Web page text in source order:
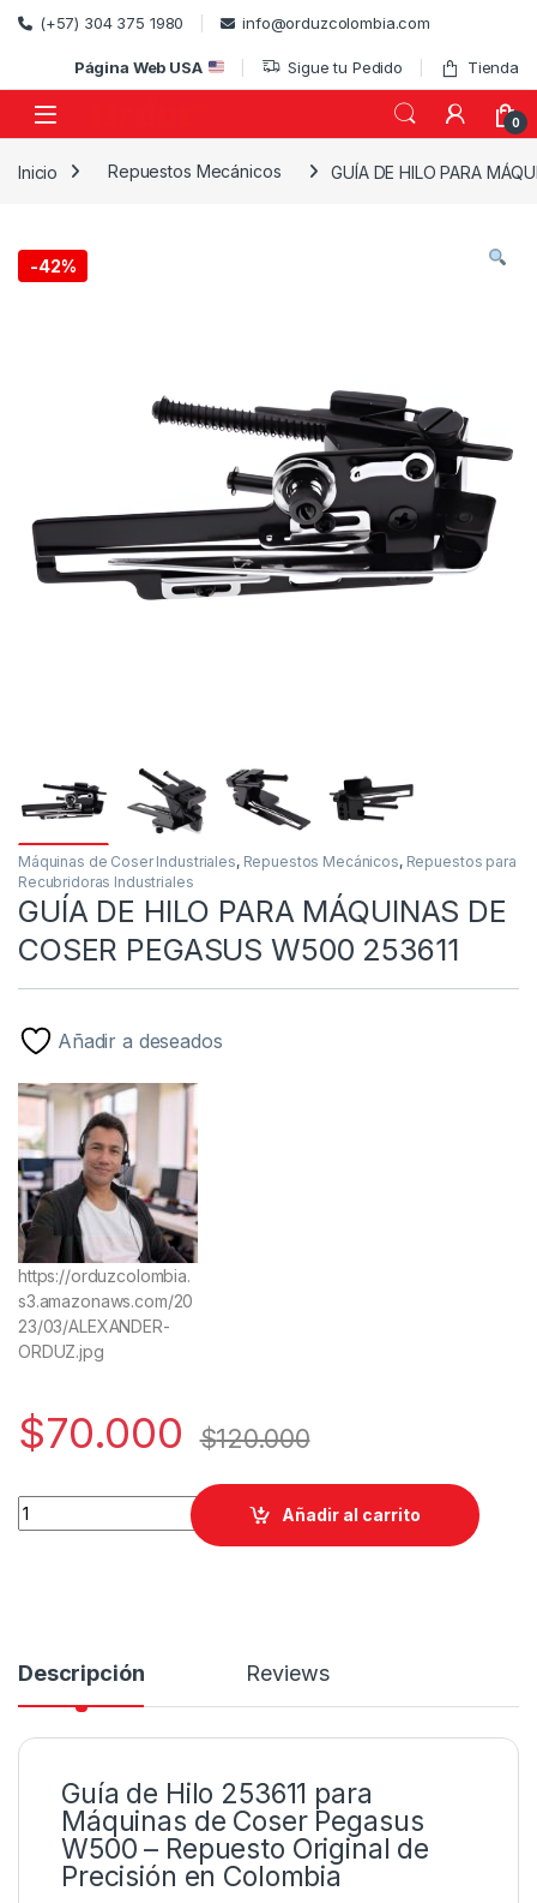
Skip to navigation
Skip to content
(+57) 304 375 1980 info@orduzcolombia.com
Página Web USA Sigue tu Pedido Tienda
0
Inicio Repuestos Mecánicos GUÍA DE HILO PARA
-42%
Máquinas de Coser Industriales, Repuestos Mecánicos, Repuestos para
Recubridoras Industriales
GUÍA DE HILO PARA MÁQUINAS DE
COSER PEGASUS W500 253611
Añadir a deseados
https://orduzcolombia.
s3.amazonaws.com/20
23/03/ALEXANDER-
ORDUZ.jpg
$70.000 $120.000
GUÍA DE HILO PARA MÁQUINAS DE COSER PEGASUS W500
Añadir al carrito
Descripción Reviews
Guía de Hilo 253611 para
Máquinas de Coser Pegasus
W500 – Repuesto Original de
Precisión en Colombia